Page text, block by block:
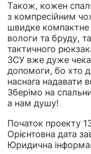
Також, кожен
з компресійним
швидке компактне
вологи та бруду,
тактичного
ЗСУ вже дуже
допомоги, бо хто
наснага надавати
Зберімо на
а нам душу!
Початок проекту
Орієнтовна дата
Юридична